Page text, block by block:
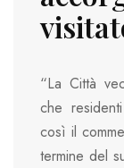
“La Città
che
così il
termine del